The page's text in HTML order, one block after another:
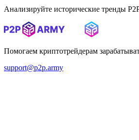
Анализируйте исторические тренды
Помогаем криптотрейдерам
support@p2p.army